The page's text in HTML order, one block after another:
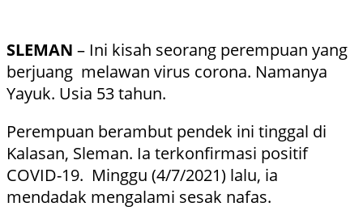
SLEMAN – Ini kisah seorang perempuan yang
berjuang melawan virus corona. Namanya
Yayuk. Usia 53 tahun.
Perempuan berambut pendek ini tinggal di
Kalasan, Sleman. Ia terkonfirmasi positif
COVID-19. Minggu (4/7/2021) lalu, ia
mendadak mengalami sesak nafas.